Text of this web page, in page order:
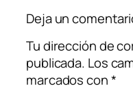
Deja un
Tu dirección de
publicada. Los
marcados con*